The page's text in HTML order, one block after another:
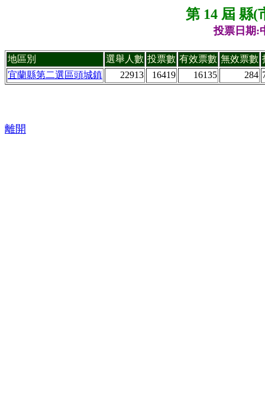
第 14 屆 縣(
投票日期:
地區別 選舉人數 投票數 有效票數 無效票數
宜蘭縣第二選區頭城鎮
22913 16419 16135 284
離開